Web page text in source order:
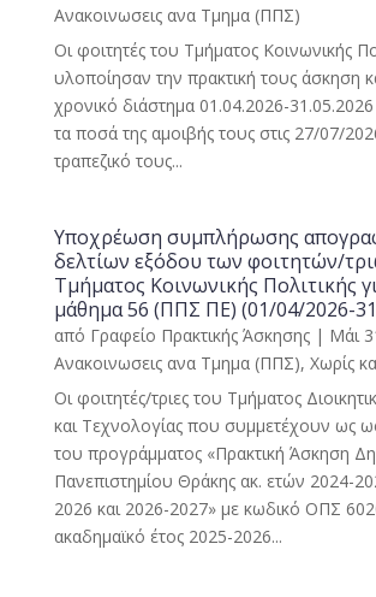
Ανακοινωσεις ανα Τμημα (ΠΠΣ)
Οι φοιτητές του Τμήματος Κοινωνικής
υλοποίησαν την πρακτική τους άσκηση
χρονικό διάστημα 01.04.2026-
τα ποσά της αμοιβής τους στις 27/07/
τραπεζικό τους...
Υποχρέωση συμπλήρωσης
δελτίων εξόδου των φοιτητών/
Τμήματος Κοινωνικής Πολιτικής
μάθημα 56 (ΠΠΣ ΠΕ) (01/04/2026-
από Γραφείο Πρακτικής Άσκησης| Μάι
Ανακοινωσεις ανα Τμημα (ΠΠΣ), Χωρίς
Οι φοιτητές/τριες του Τμήματος
και Τεχνολογίας που συμμετέχουν ως
του προγράμματος «Πρακτική Άσκηση
Πανεπιστημίου Θράκης ακ. ετών 2024-
2026 και 2026-2027» με κωδικό ΟΠΣ
ακαδημαϊκό έτος 2025-2026...